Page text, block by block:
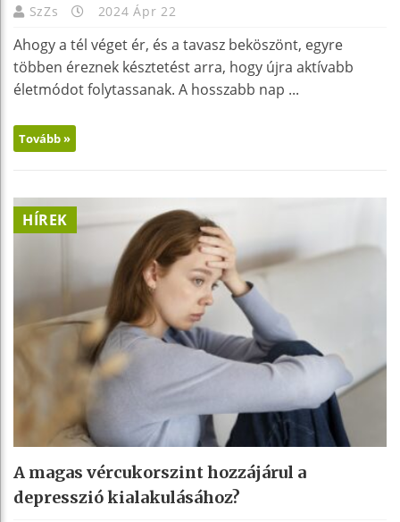
SzZs 2024 Ápr 22
Ahogy a tél véget ér, és a tavasz beköszönt, egyre
többen éreznek késztetést arra, hogy újra aktívabb
életmódot folytassanak. A hosszabb nap ...
Tovább »
HÍREK
A magas vércukorszint hozzájárul a
depresszió kialakulásához?